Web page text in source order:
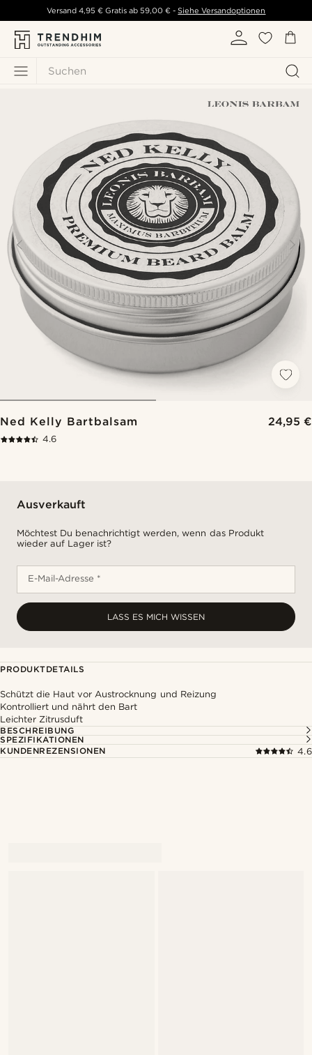
Suchen
Versand 4,95 € Gratis ab 59,00 € - Siehe Versandoptionen
Ned Kelly Bartbalsam 24,95 €
4.6
Ausverkauft
Möchtest Du benachrichtigt werden, wenn das Produkt
wieder auf Lager ist?
E-Mail-Adresse *
LASS ES MICH WISSEN
PRODUKTDETAILS
Schützt die Haut vor Austrocknung und Reizung
Kontrolliert und nährt den Bart
Leichter Zitrusduft
BESCHREIBUNG
SPEZIFIKATIONEN
KUNDENREZENSIONEN
4.6